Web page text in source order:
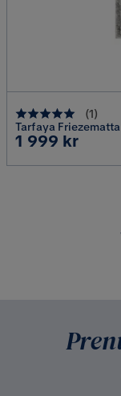
(1)
Tarfaya
Pris
1 999 kr